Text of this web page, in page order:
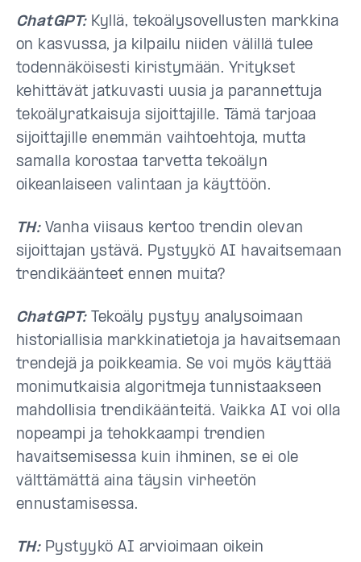
ChatGPT:Kyllä, tekoälysovellusten markkina
on kasvussa, ja kilpailu niiden välillä tulee
todennäköisesti kiristymään. Yritykset
kehittävät jatkuvasti uusia ja parannettuja
tekoälyratkaisuja sijoittajille. Tämä tarjoaa
sijoittajille enemmän vaihtoehtoja, mutta
samalla korostaa tarvetta tekoälyn
oikeanlaiseen valintaan ja käyttöön.
TH:Vanha viisaus kertoo trendin olevan
sijoittajan ystävä. Pystyykö AI havaitsemaan
trendikäänteet ennen muita?
ChatGPT:Tekoäly pystyy analysoimaan
historiallisia markkinatietoja ja havaitsemaan
trendejä ja poikkeamia. Se voi myös käyttää
monimutkaisia algoritmeja tunnistaakseen
mahdollisia trendikäänteitä. Vaikka AI voi olla
nopeampi ja tehokkaampi trendien
havaitsemisessa kuin ihminen, se ei ole
välttämättä aina täysin virheetön
ennustamisessa.
TH:Pystyykö AI arvioimaan oikein